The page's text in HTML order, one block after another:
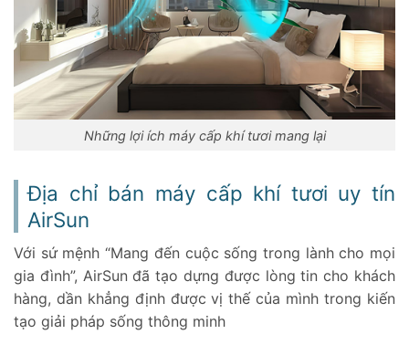
Những lợi ích máy cấp khí tươi mang lại
Địa chỉ bán máy cấp khí tươi uy tín
AirSun
Với sứ mệnh “Mang đến cuộc sống trong lành cho mọi
gia đình”, AirSun đã tạo dựng được lòng tin cho khách
hàng, dần khẳng định được vị thế của mình trong kiến
tạo giải pháp sống thông minh